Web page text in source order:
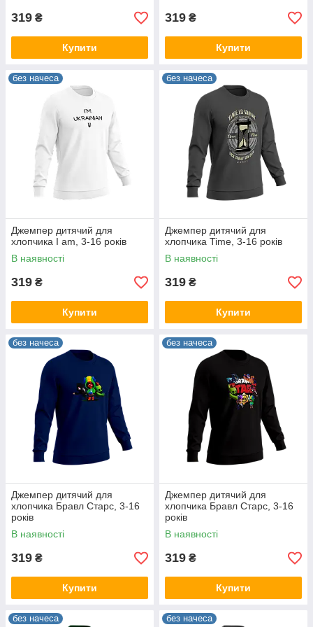
319 ₴
Купити
319 ₴
Купити
без начеса
Джемпер дитячий для
хлопчика I am, 3-16 років
В наявності
319 ₴
Купити
без начеса
Джемпер дитячий для
хлопчика Time, 3-16 років
В наявності
319 ₴
Купити
без начеса
Джемпер дитячий для
хлопчика Бравл Старс, 3-16
років
В наявності
319 ₴
Купити
без начеса
Джемпер дитячий для
хлопчика Бравл Старс, 3-16
років
В наявності
319 ₴
Купити
без начеса без начеса